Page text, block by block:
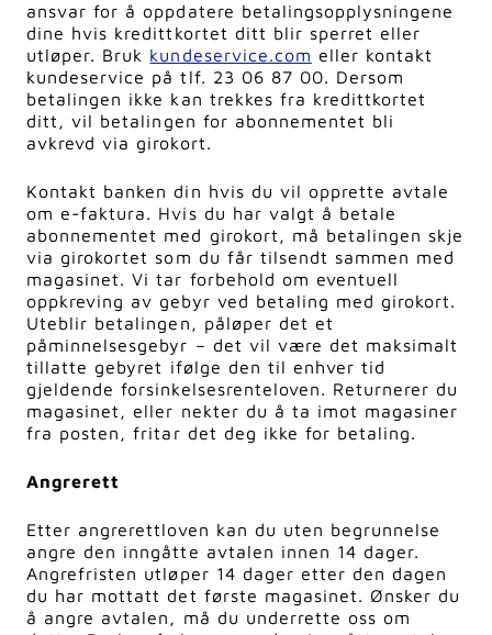
ansvar for å oppdatere betalingsopplysningene
dine hvis kredittkortet ditt blir sperret eller
utløper. Bruk kundeservice.com eller kontakt
kundeservice på tlf. 23 06 87 00. Dersom
betalingen ikke kan trekkes fra kredittkortet
ditt, vil betalingen for abonnementet bli
avkrevd via girokort.
Kontakt banken din hvis du vil opprette avtale
om e-faktura. Hvis du har valgt å betale
abonnementet med girokort, må betalingen skje
via girokortet som du får tilsendt sammen med
magasinet. Vi tar forbehold om eventuell
oppkreving av gebyr ved betaling med girokort.
Uteblir betalingen, påløper det et
påminnelsesgebyr – det vil være det maksimalt
tillatte gebyret ifølge den til enhver tid
gjeldende forsinkelsesrenteloven. Returnerer du
magasinet, eller nekter du å ta imot magasiner
fra posten, fritar det deg ikke for betaling.
Angrerett
Etter angrerettloven kan du uten begrunnelse
angre den inngåtte avtalen innen 14 dager.
Angrefristen utløper 14 dager etter den dagen
du har mottatt det første magasinet. Ønsker du
å angre avtalen, må du underrette oss om